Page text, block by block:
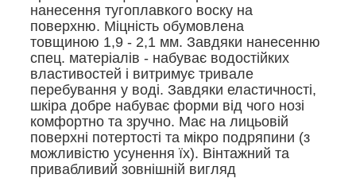
нанесення тугоплавкого воску на
поверхню. Міцність обумовлена
товщиною 1,9 - 2,1 мм. Завдяки нанесенню
спец. матеріалів - набуває водостійких
властивостей і витримує тривале
перебування у воді. Завдяки еластичності,
шкіра добре набуває форми від чого нозі
комфортно та зручно. Має на лицьовій
поверхні потертості та мікро подряпини (з
можливістю усунення їх). Вінтажний та
привабливий зовнішній вигляд